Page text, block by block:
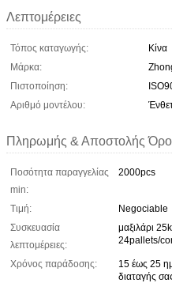
Λεπτομέρειες
Τόπος καταγωγής:
Κίνα
Μάρκα:
Πιστοποίηση:
Αριθμό μοντέλου:
Πληρωμής & Αποστολής
Ποσότητα παραγγελίας
min:
2000pcs
Τιμή:
Negociable
Συσκευασία
λεπτομέρειες:
μαξιλάρι
24pallets/
Χρόνος παράδοσης:
15 έως 25
διαταγής